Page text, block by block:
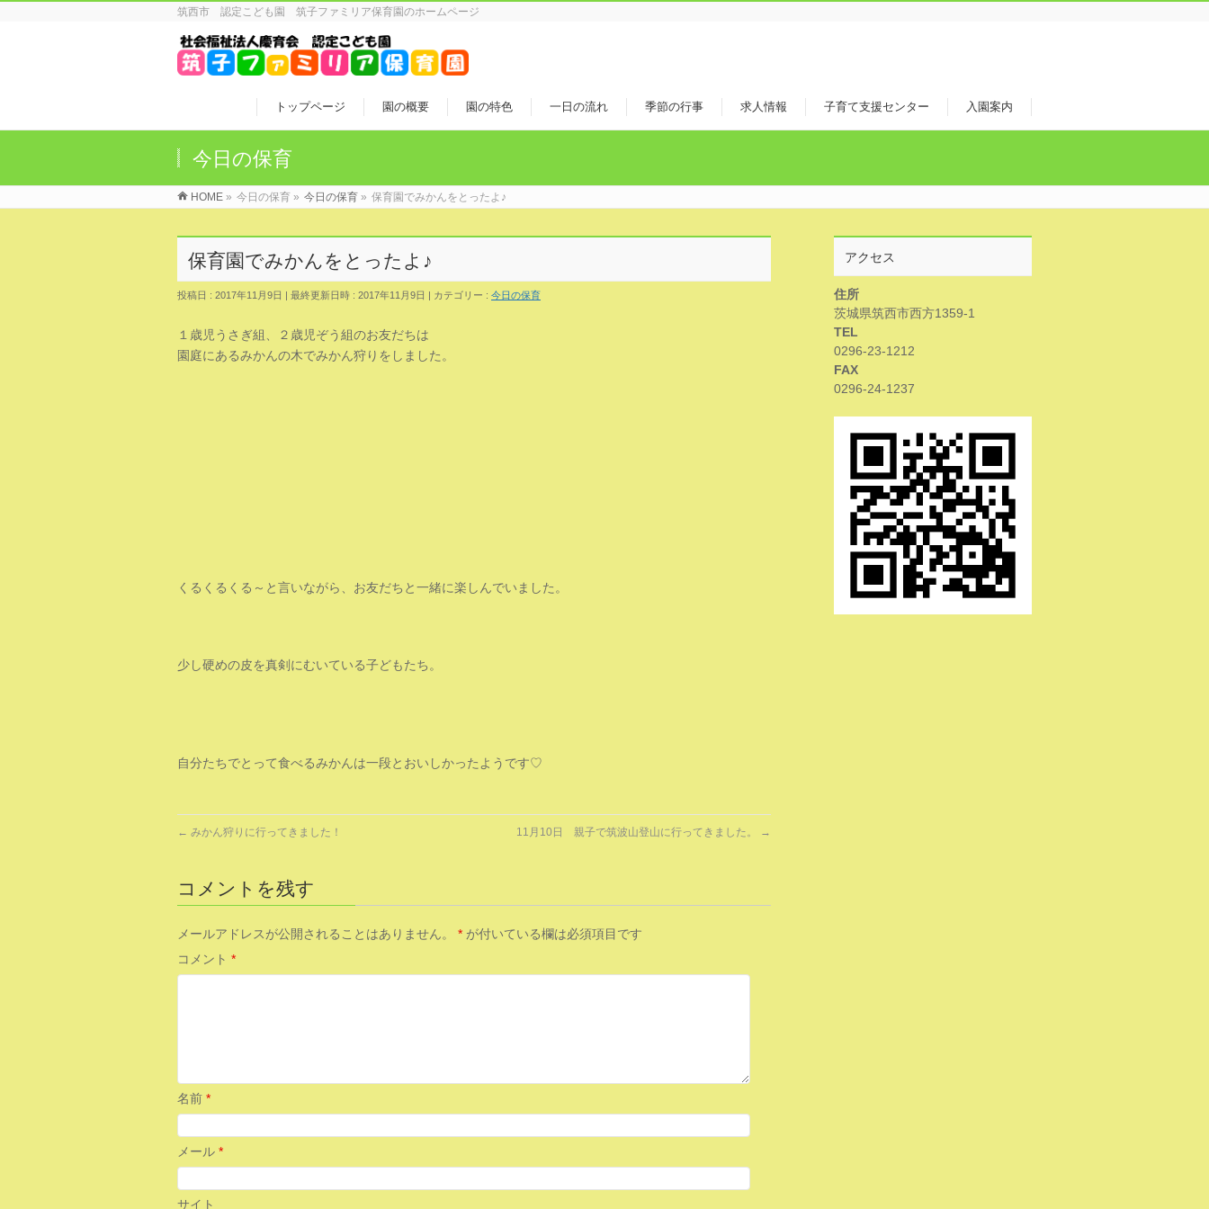
筑西市 認定こども園 筑子ファミリア保育園のホームページ
トップページ 園の概要 園の特色 一日の流れ 季節の行事 求人情報 子育て支援センター 入園案内
今日の保育
HOME » 今日の保育 » 今日の保育 » 保育園でみかんをとったよ♪
保育園でみかんをとったよ♪
投稿日 : 2017年11月9日 最終更新日時 : 2017年11月9日 カテゴリー : 今日の保育
１歳児うさぎ組、２歳児ぞう組のお友だちは
園庭にあるみかんの木でみかん狩りをしました。
くるくるくる～と言いながら、お友だちと一緒に楽しんでいました。
少し硬めの皮を真剣にむいている子どもたち。
自分たちでとって食べるみかんは一段とおいしかったようです♡
← みかん狩りに行ってきました！ 11月10日 親子で筑波山登山に行ってきました。 →
コメントを残す
メールアドレスが公開されることはありません。 * が付いている欄は必須項目です
コメント *
名前 *
メール *
サイト
アクセス
住所
茨城県筑西市西方1359-1
TEL
0296-23-1212
FAX
0296-24-1237